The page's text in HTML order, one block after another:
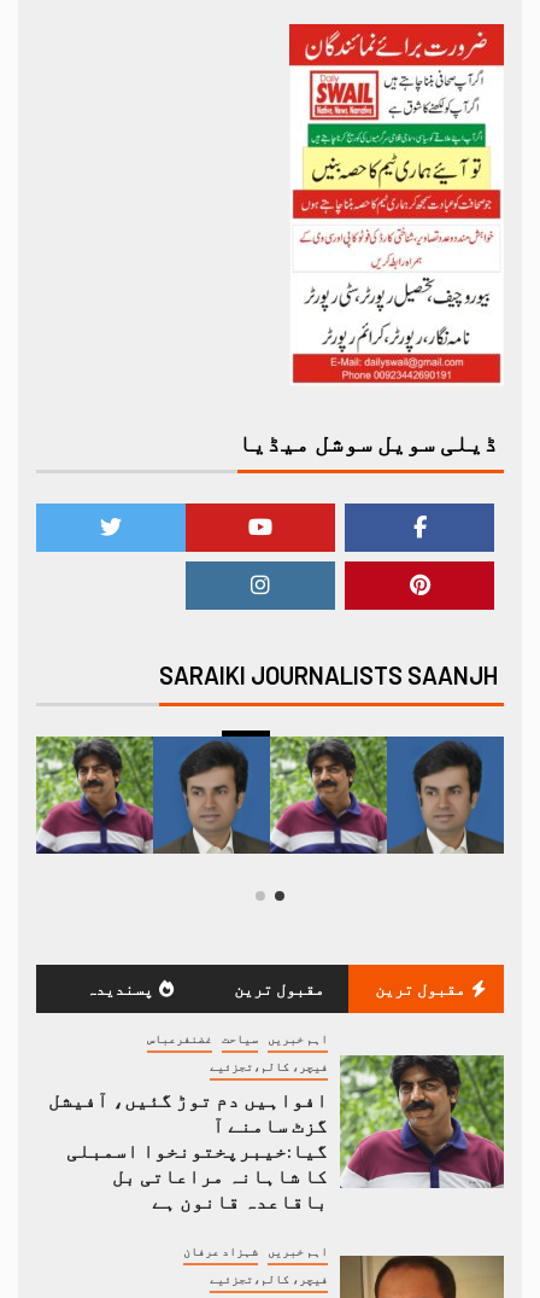
ڈیلی سویل سوشل میڈیا
SARAIKI JOURNALISTS SAANJH
مقبول ترین مقبول ترین پسندیدہ
اہم خبریں سیاحت غضنفرعباس
فیچر، کالم،تجزئیے
افواہیں دم توڑ گئیں، آفیشل
گزٹ سامنے آ
گیا:خیبرپختونخوا اسمبلی
کا شاہانہ مراعاتی بل
باقاعدہ قانون ہے
اہم خبریں شہزاد عرفان
فیچر، کالم،تجزئیے